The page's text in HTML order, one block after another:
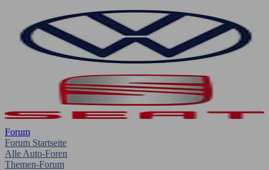
Forum
Forum Startseite
Alle Auto-Foren
Themen-Forum